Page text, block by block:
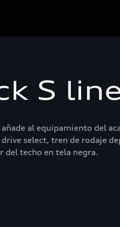
S
al equipamiento del
select, tren de rodaje
techo en tela negra.